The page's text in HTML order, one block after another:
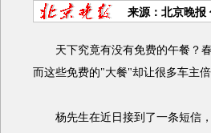
来源：北京晚报
天下究竟有没有免费的午餐？春
而这些免费的"大餐"却让很多车主倍
杨先生在近日接到了一条短信，